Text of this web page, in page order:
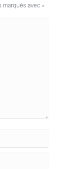
marqués avec *